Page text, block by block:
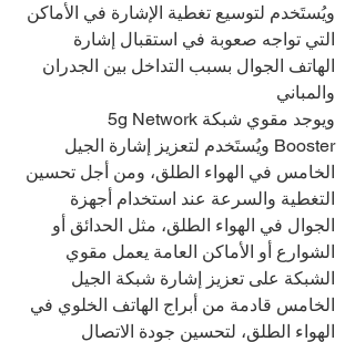
ويُستَخدم لتوسيع تغطية الإشارة في الأماكن
التي تواجه صعوبة في استقبال إشارة
الهاتف الجوال بسبب التداخل بين الجدران
والمباني
ويوجد مقوي شبكة5g Network
Booster ويُستَخدم لتعزيز إشارة الجيل
الخامس في الهواء الطلق، ومن أجل تحسين
التغطية والسرعة عند استخدام أجهزة
الجوال في الهواء الطلق، مثل الحدائق أو
الشوارع أو الأماكن العامة يعمل مقوي
الشبكة على تعزيز إشارة شبكة الجيل
الخامس قادمة من أبراج الهاتف الخلوي في
الهواء الطلق، لتحسين جودة الاتصال